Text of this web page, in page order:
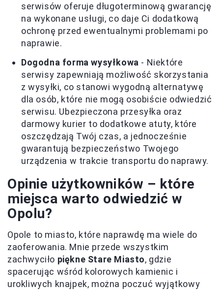
serwisów oferuje długoterminową gwarancję
na wykonane usługi, co daje Ci dodatkową
ochronę przed ewentualnymi problemami po
naprawie.
Dogodna forma wysyłkowa - Niektóre
serwisy zapewniają możliwość skorzystania
z wysyłki, co stanowi wygodną alternatywę
dla osób, które nie mogą osobiście odwiedzić
serwisu. Ubezpieczona przesyłka oraz
darmowy kurier to dodatkowe atuty, które
oszczędzają Twój czas, a jednocześnie
gwarantują bezpieczeństwo Twojego
urządzenia w trakcie transportu do naprawy.
Opinie użytkowników – które
miejsca warto odwiedzić w
Opolu?
Opole to miasto, które naprawdę ma wiele do
zaoferowania. Mnie przede wszystkim
zachwyciło piękne Stare Miasto, gdzie
spacerując wśród kolorowych kamienic i
urokliwych knajpek, można poczuć wyjątkowy